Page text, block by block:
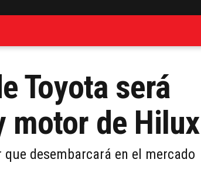
Toyota será
motor de Hilux
desembarcará en el mercado